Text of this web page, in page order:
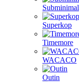
Subminimal
Superkop
Timemore
WACACO
Outin